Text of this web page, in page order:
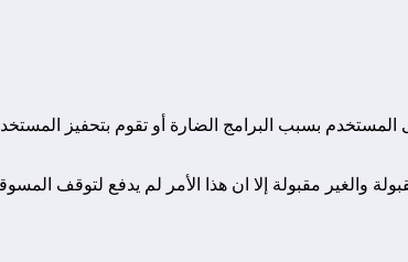
بسبب البرامج الضارة أو تقوم بتحفيز
والغير مقبولة إلا ان هذا الأمر لم يدفع لتوقف